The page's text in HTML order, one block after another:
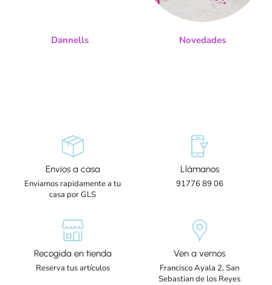
Dannells Novedades
Envíos a casa
Enviamos rapidamente a tu
casa por GLS
Llámanos
91776 89 06
Recogida en tienda
Reserva tus artículos
Ven a vernos
Francisco Ayala 2, San
Sebastian de los Reyes